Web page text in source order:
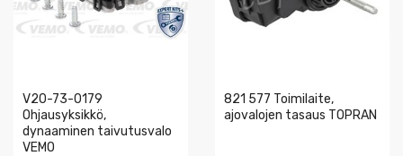
V20-73-0179
Ohjausyksikkö,
dynaaminen taivutusvalo
VEMO
821 577 Toimilaite,
ajovalojen tasaus TOPRAN